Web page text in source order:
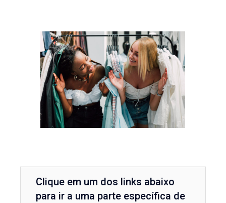
Clique em um dos links abaixo
para ir a uma parte específica de